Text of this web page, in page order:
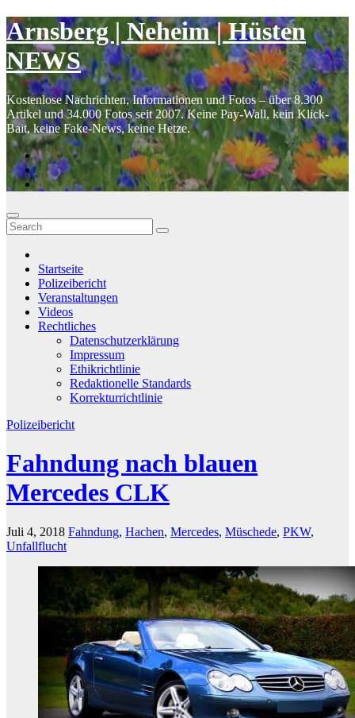
Inhalt
springen
Skip
to
content
Arnsberg | Neheim | Hüsten
NEWS
Kostenlose Nachrichten, Informationen und Fotos – über 8.300
Artikel und 34.000 Fotos seit 2007. Keine Pay-Wall, kein Klick-
Bait, keine Fake-News, keine Hetze.
Startseite
Polizeibericht
Veranstaltungen
Videos
Rechtliches
Datenschutzerklärung
Impressum
Ethikrichtlinie
Redaktionelle Standards
Korrekturrichtlinie
Polizeibericht
Fahndung nach blauen
Mercedes CLK
Juli 4, 2018 Fahndung, Hachen, Mercedes, Müschede, PKW,
Unfallflucht